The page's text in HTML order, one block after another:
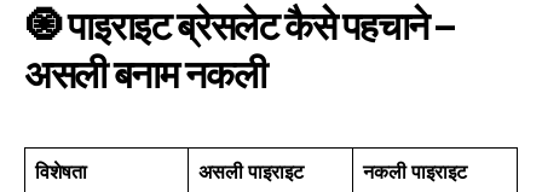
🧿 पाइराइट ब्रेसलेट कैसे पहचाने –
असली बनाम नकली
विशेषता असली पाइराइट नकली पाइराइट